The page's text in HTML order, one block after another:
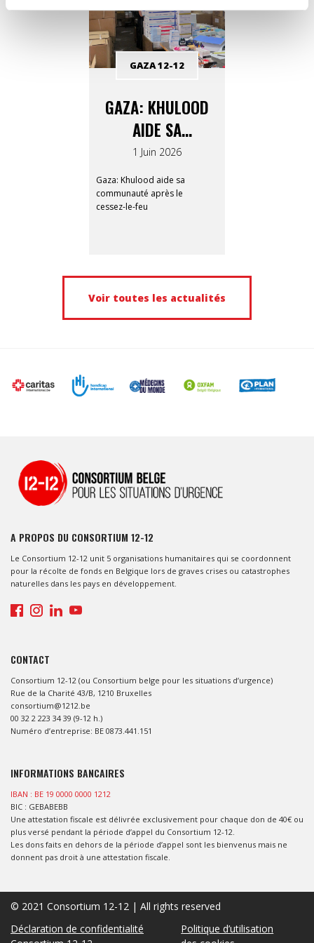
GAZA: KHULOOD
AIDE SA
COMMUNAUTÉ
APRÈS LE CESSEZ-
LE-FEU
1 Juin 2026
Gaza: Khulood aide sa
communauté après le
cessez-le-feu
GAZA 12-12
Voir toutes les actualités
A PROPOS DU CONSORTIUM 12-12
Le Consortium 12-12 unit 5 organisations humanitaires qui se coordonnent
pour la récolte de fonds en Belgique lors de graves crises ou catastrophes
naturelles dans les pays en développement.
CONTACT
Consortium 12-12 (ou Consortium belge pour les situations d’urgence)
Rue de la Charité 43/B, 1210 Bruxelles
consortium@1212.be
00 32 2 223 34 39 (9-12 h.)
Numéro d’entreprise: BE 0873.441.151
INFORMATIONS BANCAIRES
IBAN : BE 19 0000 0000 1212
BIC : GEBABEBB
Une attestation fiscale est délivrée exclusivement pour chaque don de 40€ ou
plus versé pendant la période d’appel du Consortium 12-12.
Les dons faits en dehors de la période d’appel sont les bienvenus mais ne
donnent pas droit à une attestation fiscale.
© 2021 Consortium 12-12 | All rights reserved
Déclaration de confidentialité
Politique d’utilisation